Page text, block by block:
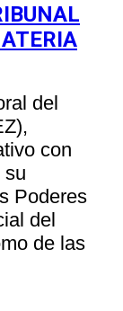
del
con
su
Poderes
del
de las